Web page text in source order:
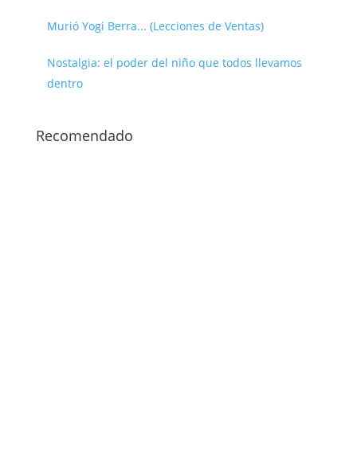
Murió Yogi Berra... (Lecciones de Ventas)
Nostalgia: el poder del niño que todos llevamos
dentro
Recomendado